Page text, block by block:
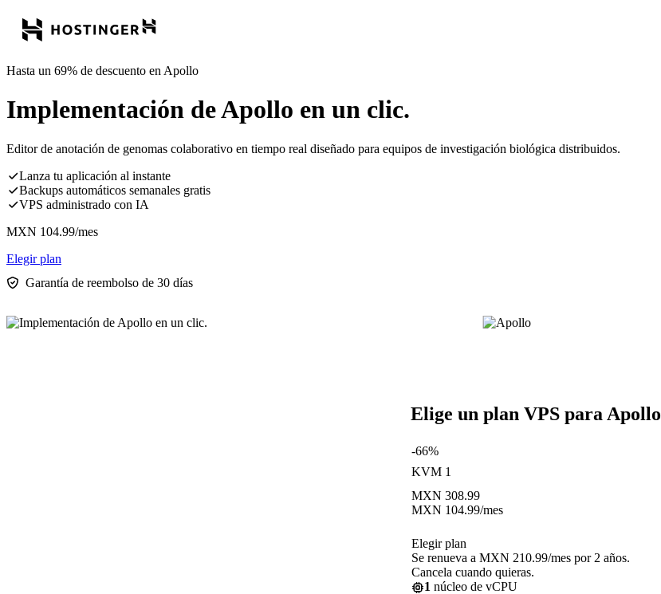
Hasta un 69% de descuento en Apollo
Implementación de Apollo en un clic.
Editor de anotación de genomas colaborativo en tiempo real diseñado para equipos de investigación biológica distribuidos.
Lanza tu aplicación al instante
Backups automáticos semanales gratis
VPS administrado con IA
MXN 104.99/mes
Elegir plan
Garantía de reembolso de 30 días
Elige un plan VPS para Apollo
-66%
KVM 1
MXN 308.99
MXN 104.99/mes
Elegir plan
Se renueva a MXN 210.99/mes por 2 años.
Cancela cuando quieras.
1 núcleo de vCPU